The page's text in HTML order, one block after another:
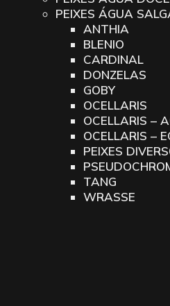
PEIXES ÁGUA
ANTHIA
BLENIO
CARDINAL
DONZELAS
GOBY
OCELLARIS
OCELLARIS –
OCELLARIS –
PEIXES
TANG
WRASSE